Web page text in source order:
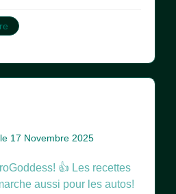
le 17 Novembre 2025
👍 Les recettes
aussi pour les autos!